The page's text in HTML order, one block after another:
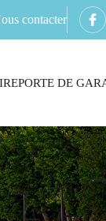
contacter
PORTE DE